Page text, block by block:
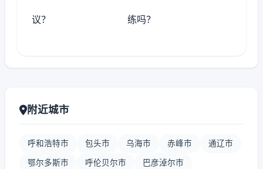
议？ 练吗？
附近城市
呼和浩特市 包头市 乌海市 赤峰市 通辽市
鄂尔多斯市 呼伦贝尔市 巴彦淖尔市